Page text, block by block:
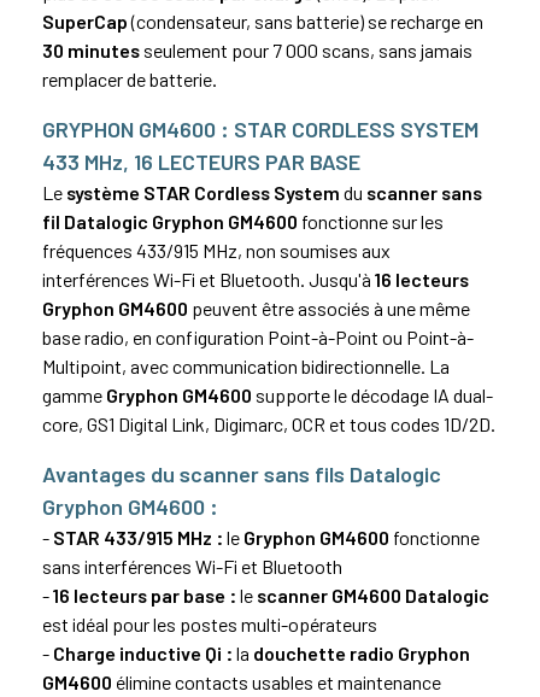
SuperCap(condensateur, sans batterie) se recharge en
30 minutes seulement pour 7 000 scans, sans jamais
remplacer de batterie.
GRYPHON GM4600 : STAR CORDLESS SYSTEM
433 MHz, 16 LECTEURS PAR BASE
Le système STAR Cordless System du scanner sans
fil Datalogic Gryphon GM4600 fonctionne sur les
fréquences 433/915 MHz, non soumises aux
interférences Wi-Fi et Bluetooth. Jusqu'à 16 lecteurs
Gryphon GM4600 peuvent être associés à une même
base radio, en configuration Point-à-Point ou Point-à-
Multipoint, avec communication bidirectionnelle. La
gamme Gryphon GM4600 supporte le décodage IA dual-
core, GS1 Digital Link, Digimarc, OCR et tous codes 1D/2D.
Avantages du scanner sans fils Datalogic
Gryphon GM4600 :
- STAR 433/915 MHz : le Gryphon GM4600 fonctionne
sans interférences Wi-Fi et Bluetooth
-16 lecteurs par base : le scanner GM4600 Datalogic
est idéal pour les postes multi-opérateurs
- Charge inductive Qi : la douchette radio Gryphon
GM4600 élimine contacts usables et maintenance